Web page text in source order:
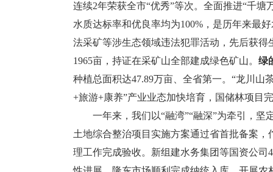
连续2年荣获全市“优秀”等次。全面推进“千塘
水质达标率和优良率均为100%，是历年来最
法采矿等涉生态领域违法犯罪活动，先后获
1965亩，持证在采矿山全部建成绿色矿山。 绿
种植总面积达47.89万亩、全省第一。“龙川山
+旅游+康养”产业业态加快培育，国储林项目
一年来，我们以“融湾”“融深”为牵引，坚
土地综合整治项目实施方案通过省首批备案
理工作完成验收。新组建水务集团等国资公